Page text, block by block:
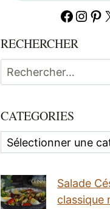
RECHERCHER
Rechercher :
CATEGORIES
Categories
Salade
classique